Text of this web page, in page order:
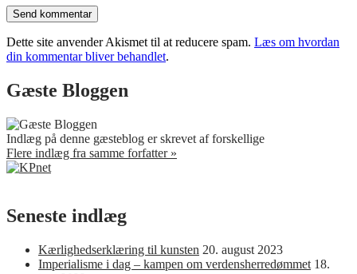
Dette site anvender Akismet til at reducere spam. Læs om hvordan
din kommentar bliver behandlet.
Gæste Bloggen
Indlæg på denne gæsteblog er skrevet af forskellige
Flere indlæg fra samme forfatter »
Seneste indlæg
Kærlighedserklæring til kunsten 20. august 2023
Imperialisme i dag – kampen om verdensherredømmet 18.